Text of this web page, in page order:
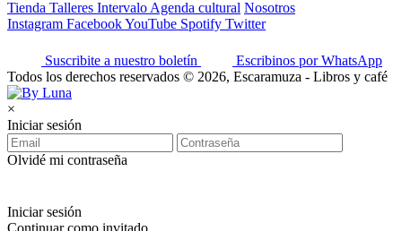
Tienda Talleres Intervalo Agenda cultural Nosotros
Instagram FacebookYouTube Spotify Twitter
Suscribite a nuestro boletín
Escribinos por WhatsApp
Todos los derechos reservados © 2026, Escaramuza - Libros y café
×
Iniciar sesión
Olvidé mi contraseña
Iniciar sesión
Continuar como invitado